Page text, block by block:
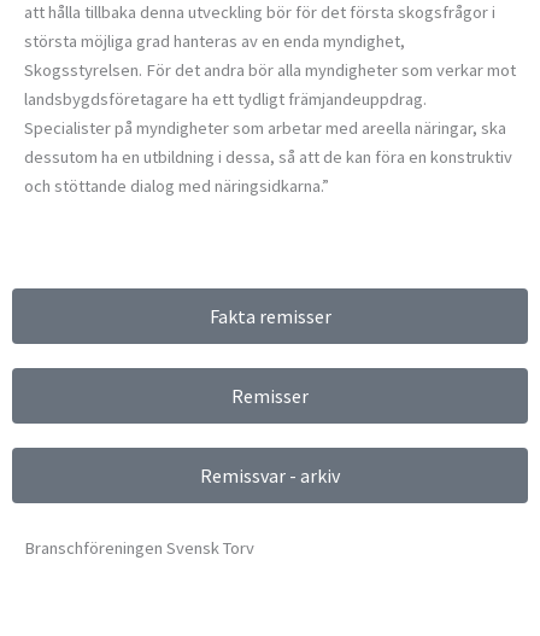
att hålla tillbaka denna utveckling bör för det första skogsfrågor i
största möjliga grad hanteras av en enda myndighet,
Skogsstyrelsen. För det andra bör alla myndigheter som verkar mot
landsbygdsföretagare ha ett tydligt främjandeuppdrag.
Specialister på myndigheter som arbetar med areella näringar, ska
dessutom ha en utbildning i dessa, så att de kan föra en konstruktiv
och stöttande dialog med näringsidkarna.”
Fakta remisser
Remisser
Remissvar - arkiv
Branschföreningen Svensk Torv